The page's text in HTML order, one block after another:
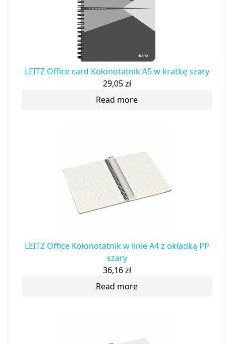
LEITZ Office card Kołonotatnik A5 w kratkę szary
29,05zł
Read more
LEITZ Office Kołonotatnik w linie A4 z okładką PP
szary
36,16zł
Read more